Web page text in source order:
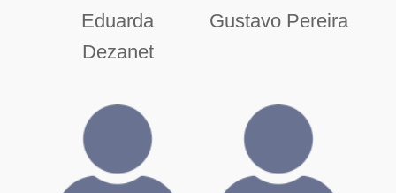
Eduarda
Dezanet
Gustavo Pereira